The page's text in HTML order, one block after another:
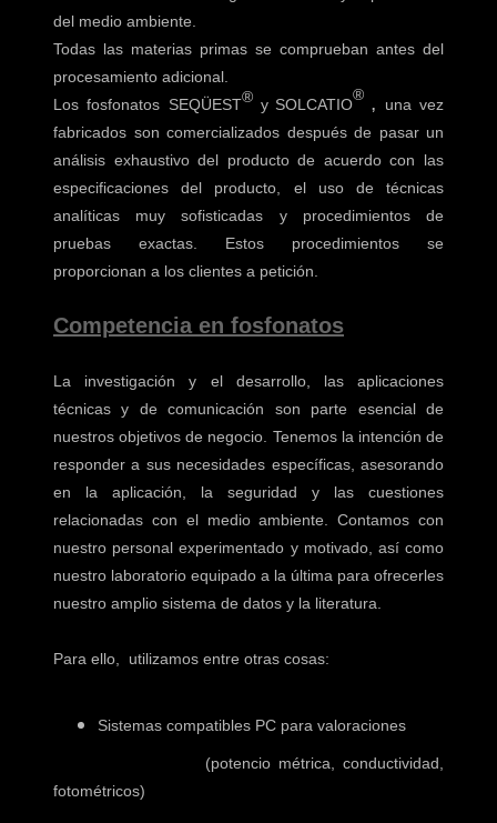
del medio ambiente.
Todas las materias primas se comprueban antes del
procesamiento adicional.
Los fosfonatos SEQÜEST®y SOLCATIO
® ,
una vez
fabricados son comercializados después de pasar un
análisis exhaustivo del producto de acuerdo con las
especificaciones del producto, el uso de técnicas
analíticas muy sofisticadas y procedimientos de
pruebas exactas.
Estos procedimientos se
proporcionan a los clientes a petición.
Competencia en fosfonatos
La investigación y el desarrollo, las aplicaciones
técnicas y de comunicación son parte esencial de
nuestros objetivos de negocio. Tenemos la intención de
responder a sus necesidades específicas, asesorando
en la aplicación, la seguridad y las cuestiones
relacionadas con el medio ambiente. Contamos con
nuestro personal experimentado y motivado, así como
nuestro laboratorio equipado a la última para ofrecerles
nuestro amplio sistema de datos y la literatura.
Para ello, utilizamos entre otras cosas:
Sistemas compatibles PC para valoraciones
(potencio métrica, conductividad,
fotométricos)